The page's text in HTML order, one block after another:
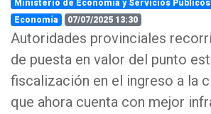
Ministerio de Economía y Servicios Públicos
Economía
07/07/2025 13:30
Autoridades provinciales
de puesta en valor del punto
fiscalización en el ingreso a la
que ahora cuenta con mejor